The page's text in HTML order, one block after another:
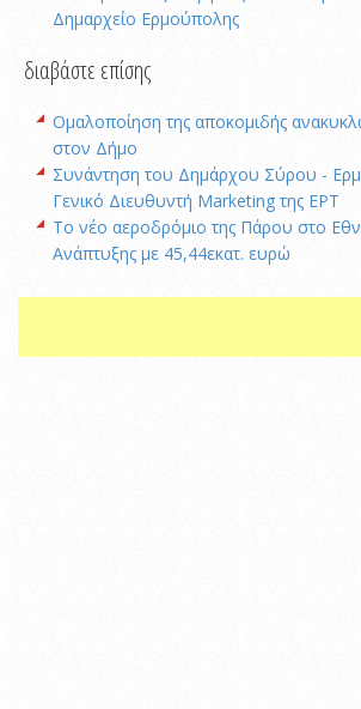
Δημαρχείο Ερμούπολης
διαβάστε επίσης
Ομαλοποίηση της αποκομιδής
στον Δήμο
Συνάντηση του Δημάρχου Σύρου -
Γενικό Διευθυντή Marketing της ΕΡΤ
Το νέο αεροδρόμιο της Πάρου στο
Ανάπτυξης με 45,44εκατ. ευρώ